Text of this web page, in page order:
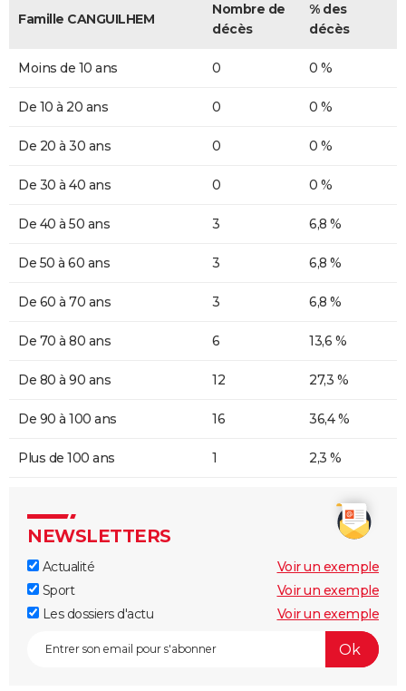
Famille CANGUILHEM
Nombre de
décès
% des
décès
Moins de 10 ans 0 0 %
De 10 à 20 ans 0 0 %
De 20 à 30 ans 0 0 %
De 30 à 40 ans 0 0 %
De 40 à 50 ans 3 6,8 %
De 50 à 60 ans 3 6,8 %
De 60 à 70 ans 3 6,8 %
De 70 à 80 ans 6 13,6 %
De 80 à 90 ans 12 27,3 %
De 90 à 100 ans 16 36,4 %
Plus de 100 ans 1 2,3 %
NEWSLETTERS
Actualité
Voir un exemple
Sport
Voir un exemple
Les dossiers d'actu
Voir un exemple